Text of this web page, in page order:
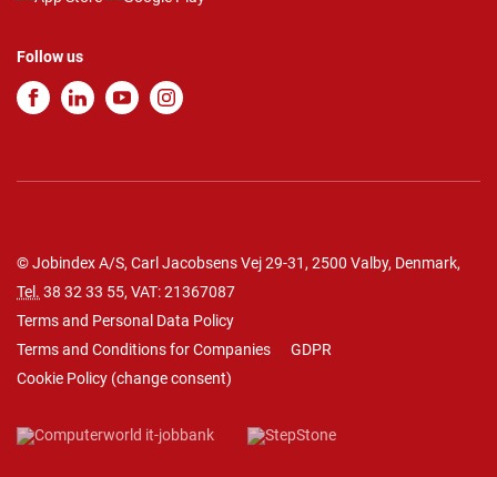
Follow us
© Jobindex A/S, Carl Jacobsens Vej 29-31, 2500 Valby, Denmark,
Tel. 38 32 33 55, VAT: 21367087
Terms and Personal Data Policy
Terms and Conditions for Companies
GDPR
Cookie Policy (change consent)